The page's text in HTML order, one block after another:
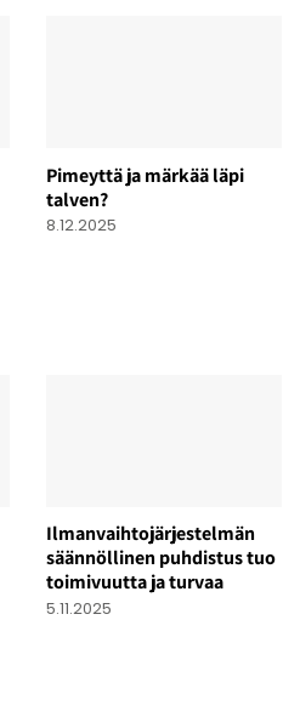
Pimeyttä ja märkää läpi
talven?
8.12.2025
Ilmanvaihtojärjestelmän
säännöllinen puhdistus tuo
toimivuutta ja turvaa
5.11.2025